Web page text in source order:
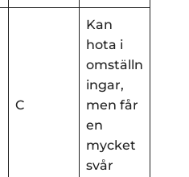
C
Kan
hota i
omställn
ingar,
men får
en
mycket
svår